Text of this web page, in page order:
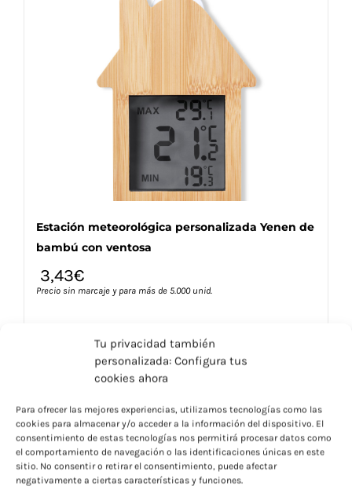
Tu privacidad también
personalizada: Configura tus
cookies ahora
Para ofrecer las mejores experiencias, utilizamos tecnologías como las
cookies para almacenar y/o acceder a la información del dispositivo. El
consentimiento de estas tecnologías nos permitirá procesar datos como
el comportamiento de navegación o las identificaciones únicas en este
sitio. No consentir o retirar el consentimiento, puede afectar
negativamente a ciertas características y funciones.
variantes.
Las
opciones
elegir
en
página
producto
Estación meteorológica personalizada Yenen de
bambú con ventosa
3,43€
Precio sin marcaje y para más de 5.000 unid.
producto
tiene
múltiples
variantes.
Las